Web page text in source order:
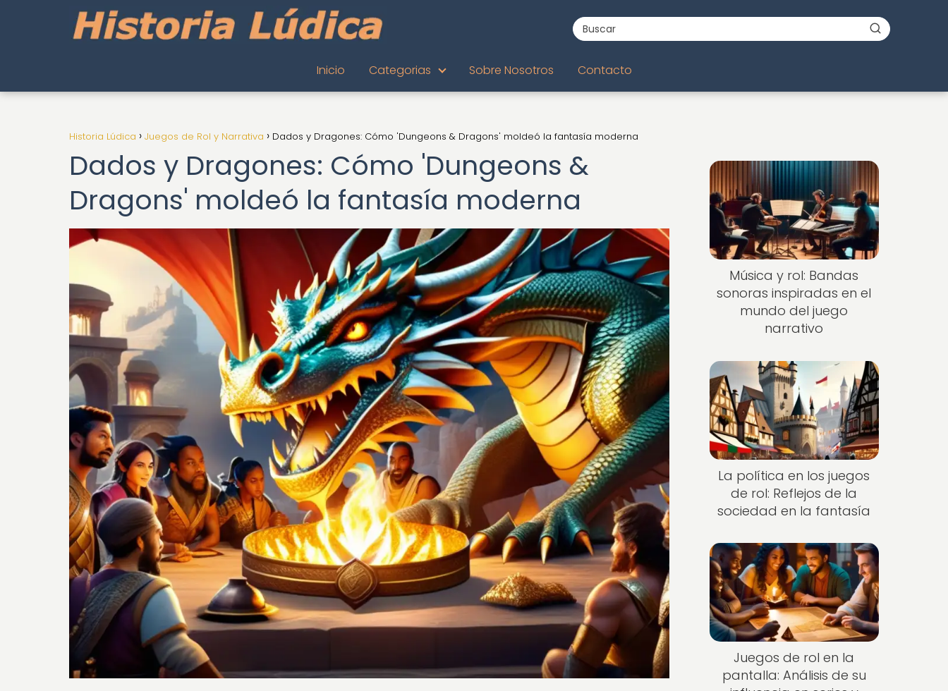
Inicio Categorias Sobre Nosotros Contacto
Historia Lúdica Juegos de Rol y Narrativa Dados y Dragones: Cómo 'Dungeons & Dragons' moldeó la fantasía moderna
Dados y Dragones: Cómo 'Dungeons &
Dragons' moldeó la fantasía moderna
Música y rol: Bandas
sonoras inspiradas en el
mundo del juego
narrativo
La política en los juegos
de rol: Reflejos de la
sociedad en la fantasía
Juegos de rol en la
pantalla: Análisis de su